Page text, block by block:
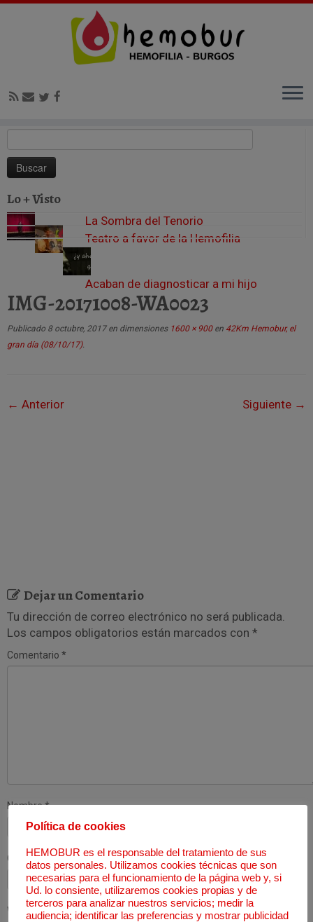
Inicio » 42Km Hemobur, el gran día (08/10/17)
IMG-
Lo + Visto
La Sombra del Tenorio
Teatro a favor de la Hemofilia
Acaban de diagnosticar a mi hijo
IMG-20171008-WA0023
Publicado 8 octubre, 2017en dimensiones1600 × 900en 42Km Hemobur, el
gran día (08/10/17).
← Anterior Siguiente →
Dejar un Comentario
Tu dirección de correo electrónico no será publicada.
Los campos obligatorios están marcados con *
Comentario *
Nombre*
Correo electrónico*
Web
Política de cookies
HEMOBUR es el responsable del tratamiento de sus
datos personales. Utilizamos cookies técnicas que son
necesarias para el funcionamiento de la página web y, si
Ud. lo consiente, utilizaremos cookies propias y de
terceros para analizar nuestros servicios; medir la
audiencia; identificar las preferencias y mostrar publicidad